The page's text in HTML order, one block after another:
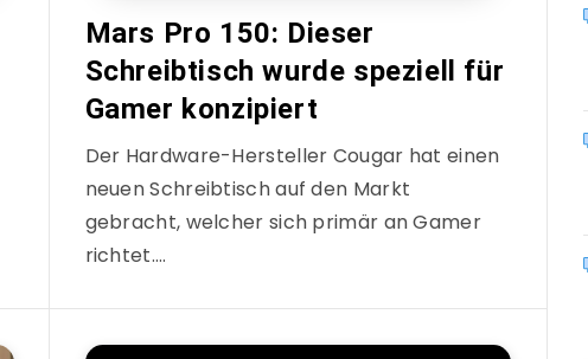
Mars Pro 150: Dieser
Schreibtisch wurde speziell für
Gamer konzipiert
Der Hardware-Hersteller Cougar hat einen
neuen Schreibtisch auf den Markt
gebracht, welcher sich primär an Gamer
richtet….